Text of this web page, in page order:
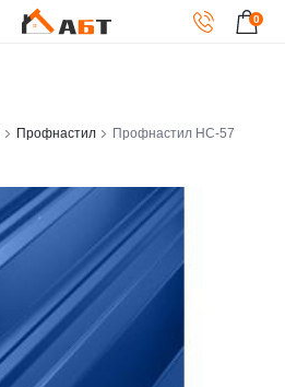
0
Профнастил
Профнастил НС-57